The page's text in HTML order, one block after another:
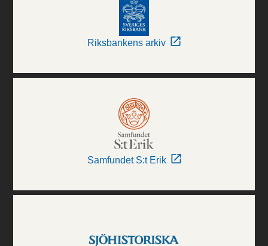
Riksbankens arkiv
Samfundet S:t Erik